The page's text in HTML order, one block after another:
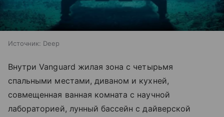
Источник: Deep
Внутри Vanguard жилая зона с четырьмя
спальными местами, диваном и кухней,
совмещенная ванная комната с научной
лабораторией, лунный бассейн с дайверской